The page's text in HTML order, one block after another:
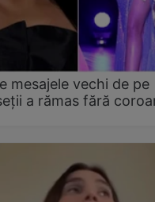
mesajele vechi de pe
a rămas fără